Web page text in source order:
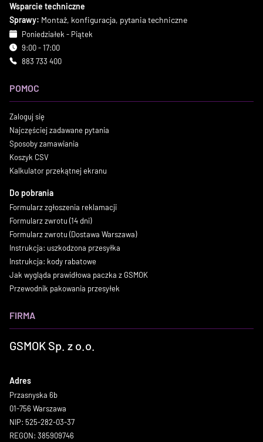
Wsparcie techniczne
Sprawy: Montaż, konfiguracja, pytania techniczne
Poniedziałek - Piątek
9:00 - 17:00
883 733 400
POMOC
Zaloguj się
Najczęściej zadawane pytania
Sposoby zamawiania
Koszyk CSV
Kalkulator przekątnej ekranu
Do pobrania
Formularz zgłoszenia reklamacji
Formularz zwrotu (14 dni)
Formularz zwrotu (Dostawa Warszawa)
Instrukcja: uszkodzona przesyłka
Instrukcja: kody rabatowe
Jak wygląda prawidłowa paczka z GSMOK
Przewodnik pakowania przesyłek
FIRMA
GSMOK Sp. z o.o.
Adres
Przasnyska 6b
01-756 Warszawa
NIP: 525-282-03-37
REGON: 385909746